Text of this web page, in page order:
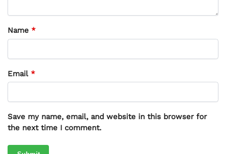
Name *
Email *
Save my name, email, and website in this browser for
the next time I comment.